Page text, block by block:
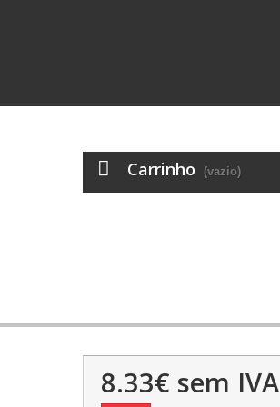
Carrinho (vazio)
8.33€ sem IVA